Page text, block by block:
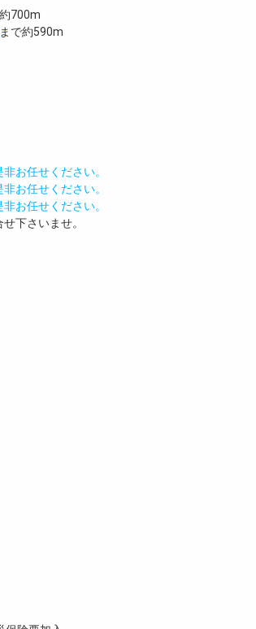
700m
まで約590m
お任せください。
お任せください。
お任せください。
下さいませ。